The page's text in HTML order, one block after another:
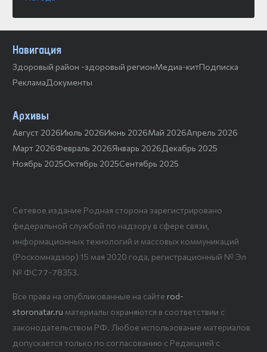
Навигация
Здоровый район -здоровый регионМедиа-китПодписка
РекламаДокументы
Архивы
Август 2026Июль 2026Июнь 2026Май 2026Апрель 2026
Март 2026Февраль 2026Январь 2026Декабрь 2025
Ноябрь 2025Октябрь 2025Сентябрь 2025
Сетевое издание Родная сторона зарегистрировано
федеральной службой по надзору в сфере связи,
информационных технологий и массовых коммуникаций
(Роскомнадзор) 15 мая 2020 года, регистрационный № Эл
№ ФС77-78353.
Все права на опубликованные на сайте rod-
storonatar.ru материалы охраняются в соответствии с
законодательством РФ. Любое использование материалов
допускается только по согласованию с Редакцией с